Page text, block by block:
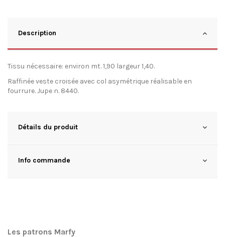
Description
Tissu nécessaire: environ mt. 1,90 largeur 1,40.
Raffinée veste croisée avec col asymétrique réalisable en
fourrure. Jupe n. 8440.
Détails du produit
Info commande
Les patrons Marfy